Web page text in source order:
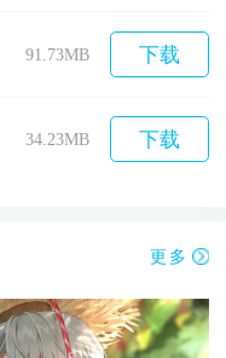
91.73MB 下载
34.23MB 下载
更多